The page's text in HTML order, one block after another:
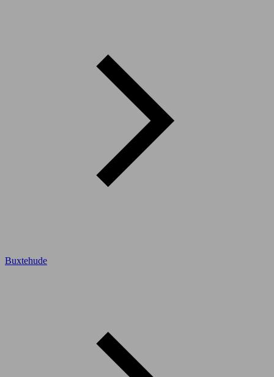
Buxtehude